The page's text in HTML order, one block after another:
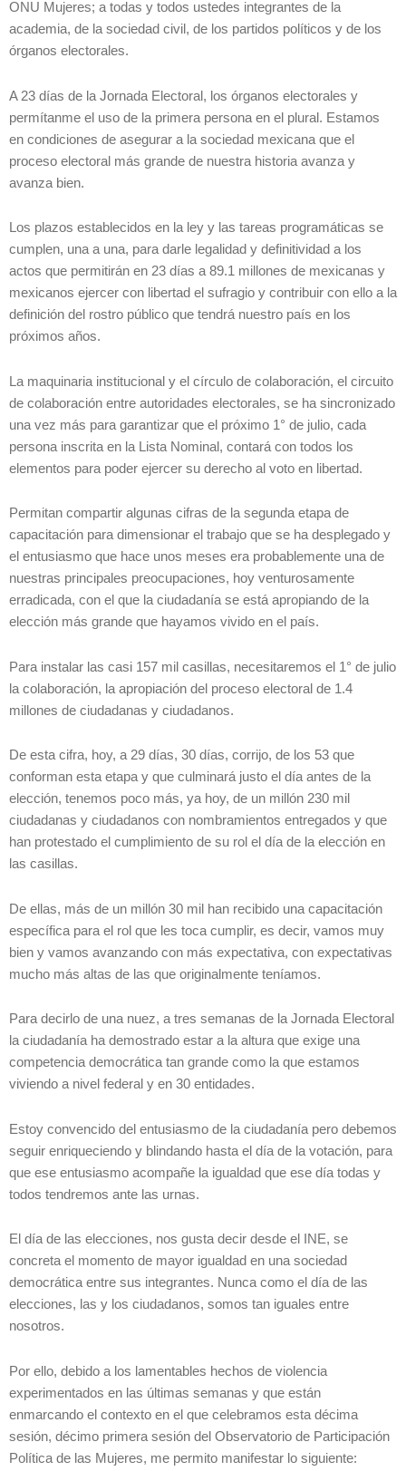
ONU Mujeres; a todas y todos ustedes integrantes de la
academia, de la sociedad civil, de los partidos políticos y de los
órganos electorales.
A 23 días de la Jornada Electoral, los órganos electorales y
permítanme el uso de la primera persona en el plural. Estamos
en condiciones de asegurar a la sociedad mexicana que el
proceso electoral más grande de nuestra historia avanza y
avanza bien.
Los plazos establecidos en la ley y las tareas programáticas se
cumplen, una a una, para darle legalidad y definitividad a los
actos que permitirán en 23 días a 89.1 millones de mexicanas y
mexicanos ejercer con libertad el sufragio y contribuir con ello a la
definición del rostro público que tendrá nuestro país en los
próximos años.
La maquinaria institucional y el círculo de colaboración, el circuito
de colaboración entre autoridades electorales, se ha sincronizado
una vez más para garantizar que el próximo 1° de julio, cada
persona inscrita en la Lista Nominal, contará con todos los
elementos para poder ejercer su derecho al voto en libertad.
Permitan compartir algunas cifras de la segunda etapa de
capacitación para dimensionar el trabajo que se ha desplegado y
el entusiasmo que hace unos meses era probablemente una de
nuestras principales preocupaciones, hoy venturosamente
erradicada, con el que la ciudadanía se está apropiando de la
elección más grande que hayamos vivido en el país.
Para instalar las casi 157 mil casillas, necesitaremos el 1° de julio
la colaboración, la apropiación del proceso electoral de 1.4
millones de ciudadanas y ciudadanos.
De esta cifra, hoy, a 29 días, 30 días, corrijo, de los 53 que
conforman esta etapa y que culminará justo el día antes de la
elección, tenemos poco más, ya hoy, de un millón 230 mil
ciudadanas y ciudadanos con nombramientos entregados y que
han protestado el cumplimiento de su rol el día de la elección en
las casillas.
De ellas, más de un millón 30 mil han recibido una capacitación
específica para el rol que les toca cumplir, es decir, vamos muy
bien y vamos avanzando con más expectativa, con expectativas
mucho más altas de las que originalmente teníamos.
Para decirlo de una nuez, a tres semanas de la Jornada Electoral
la ciudadanía ha demostrado estar a la altura que exige una
competencia democrática tan grande como la que estamos
viviendo a nivel federal y en 30 entidades.
Estoy convencido del entusiasmo de la ciudadanía pero debemos
seguir enriqueciendo y blindando hasta el día de la votación, para
que ese entusiasmo acompañe la igualdad que ese día todas y
todos tendremos ante las urnas.
El día de las elecciones, nos gusta decir desde el INE, se
concreta el momento de mayor igualdad en una sociedad
democrática entre sus integrantes. Nunca como el día de las
elecciones, las y los ciudadanos, somos tan iguales entre
nosotros.
Por ello, debido a los lamentables hechos de violencia
experimentados en las últimas semanas y que están
enmarcando el contexto en el que celebramos esta décima
sesión, décimo primera sesión del Observatorio de Participación
Política de las Mujeres, me permito manifestar lo siguiente: